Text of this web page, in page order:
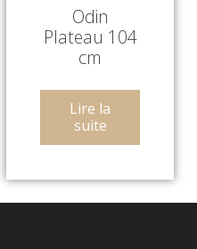
Odin
Plateau 104
cm
Lire la
suite